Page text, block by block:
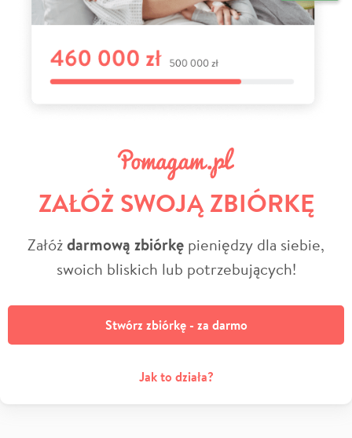
ZAŁÓŻ SWOJĄ ZBIÓRKĘ
Załóżdarmową zbiórkę pieniędzy dla siebie,
swoich bliskich lub potrzebujących!
Stwórz zbiórkę - za darmo
Jak to działa?